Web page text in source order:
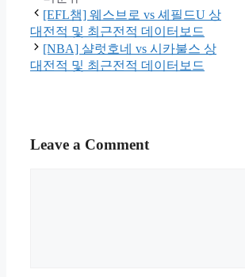
[EFL챔] 웨스브로 vs 셰필드U 상
대전적 및 최근전적 데이터보드
[NBA] 샬럿호네 vs 시카불스 상
대전적 및 최근전적 데이터보드
Leave a Comment